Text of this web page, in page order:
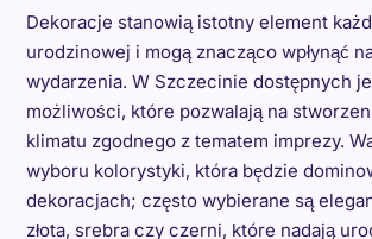
Dekoracje stanowią istotny element
urodzinowej i mogą znacząco wpłynąć
wydarzenia. W Szczecinie dostępnych
możliwości, które pozwalają na
klimatu zgodnego z tematem imprezy.
wyboru kolorystyki, która będzie
dekoracjach; często wybierane są
złota, srebra czy czerni, które nadają